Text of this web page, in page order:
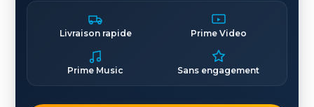
Livraison rapide Prime Video
Prime Music Sans engagement